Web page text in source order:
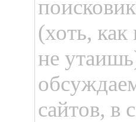
(хоть,
не
сайтов, в